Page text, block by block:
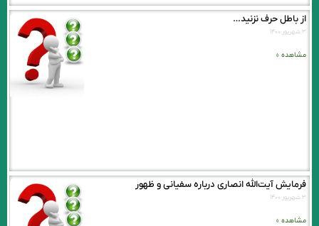
از باطل حرف نزنید…
۳ شهریور ۱۴۰۰
مشاهده »
⁩فرمايش آيت‌الله انصارى درباره سفيانى و ظهور
۳ شهریور ۱۴۰۰
مشاهده »